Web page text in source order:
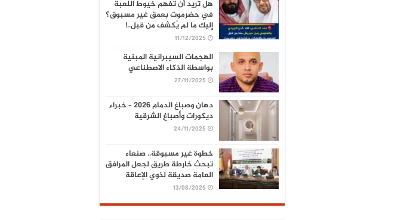
هل تريد أن تفهم خيوط اللعبة
في حضرموت بعمق غير مسبوق؟
إليك ما لم يُكشف من قبل..!
11/12/2025
الهجمات السيبرانية المبنية
بواسطة الذكاء الاصطناعي
27/11/2025
دهان وصباغ الدمام 2026 – خبراء
ديكورات وأصباغ الشرقية
24/11/2025
خطوة غير مسبوقة.. صنعاء
تبحث خارطة طريق لجعل المرافق
العامة صديقة لذوي الإعاقة
13/08/2025